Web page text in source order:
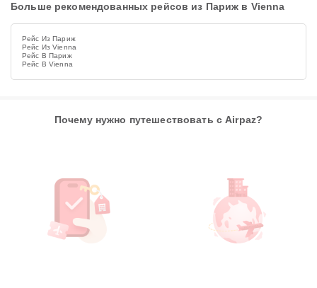
Больше рекомендованных рейсов из Париж в Vienna
Рейс Из Париж
Рейс Из Vienna
Рейс В Париж
Рейс В Vienna
Почему нужно путешествовать с Airpaz?